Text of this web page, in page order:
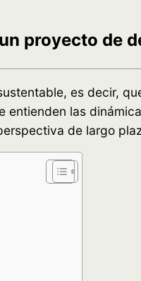
proyecto de
es decir,
las
de largo